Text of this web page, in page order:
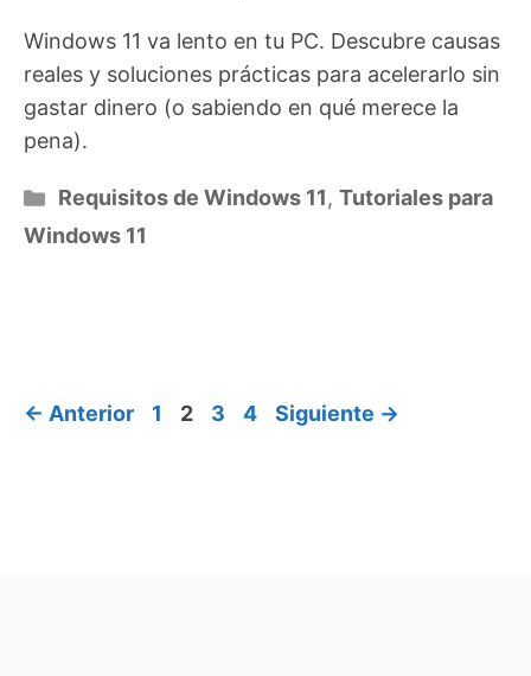
Windows 11 va lento en tu PC. Descubre causas
reales y soluciones prácticas para acelerarlo sin
gastar dinero (o sabiendo en qué merece la
pena).
Categorías
Requisitos de Windows 11, Tutoriales para
Windows 11
← Anterior Página
1 Página
2 Página
3 Página
4 Siguiente →